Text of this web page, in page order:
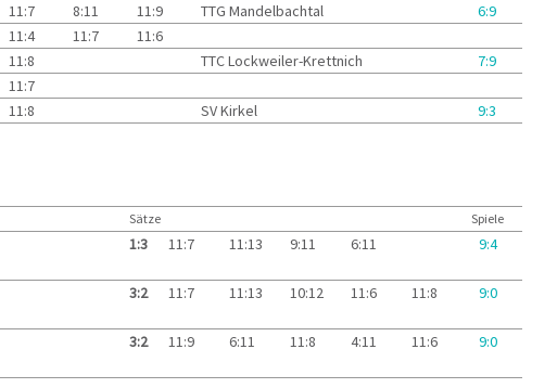
11:7 8:11 11:9 TTG Mandelbachtal
6:9
11:4 11:7
11:6
11:8 TTC Lockweiler-Krettnich
7:9
11:7
11:8 SV Kirkel 9:3
Sätze Spiele
1:3 11:7 11:13 9:11 6:11 9:4
3:2 11:7 11:13 10:12 11:6 11:8 9:0
3:2 11:9 6:11 11:8 4:11 11:6 9:0